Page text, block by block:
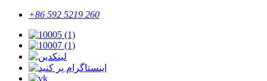
+86 592 5219 260